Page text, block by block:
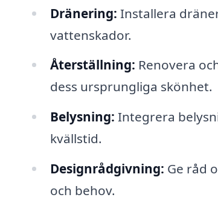
Dränering: Installera
vattenskador.
Återställning: Renovera
dess ursprungliga skönhet.
Belysning: Integrera
kvällstid.
Designrådgivning: Ge råd
och behov.